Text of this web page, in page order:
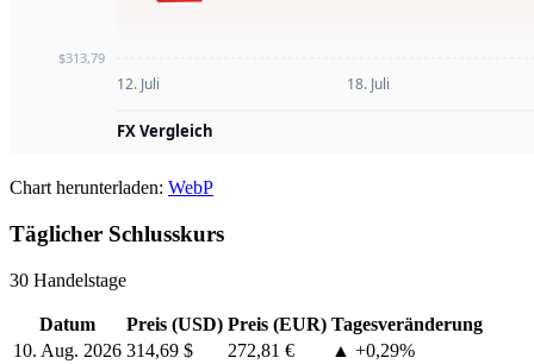
Chart herunterladen: WebP
Täglicher Schlusskurs
30 Handelstage
Datum Preis (USD) Preis (EUR) Tagesveränderung
10. Aug. 2026 314,69 $ 272,81 €
▲ +0,29%